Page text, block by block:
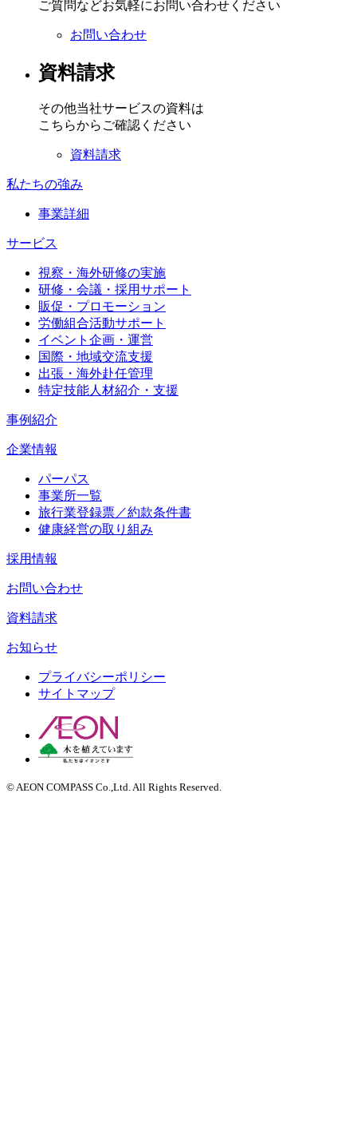
ご質問などお気軽にお問い合わせください
お問い合わせ
資料請求
その他当社サービスの資料は
こちらからご確認ください
資料請求
私たちの強み
事業詳細
サービス
視察・海外研修の実施
研修・会議・採用サポート
販促・プロモーション
労働組合活動サポート
イベント企画・運営
国際・地域交流支援
出張・海外赴任管理
特定技能人材紹介・支援
事例紹介
企業情報
パーパス
事業所一覧
旅行業登録票／約款条件書
健康経営の取り組み
採用情報
お問い合わせ
資料請求
お知らせ
プライバシーポリシー
サイトマップ
© AEON COMPASS Co.,Ltd. All Rights Reserved.